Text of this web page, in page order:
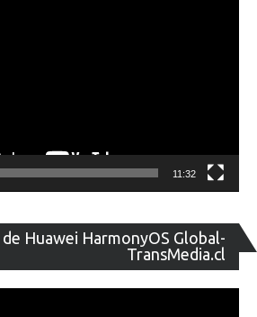
11:32
de Huawei HarmonyOS Global-
TransMedia.cl
de